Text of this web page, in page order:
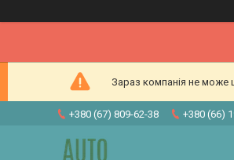
Зараз компанія не може
+380 (67) 809-62-38 +380 (66)